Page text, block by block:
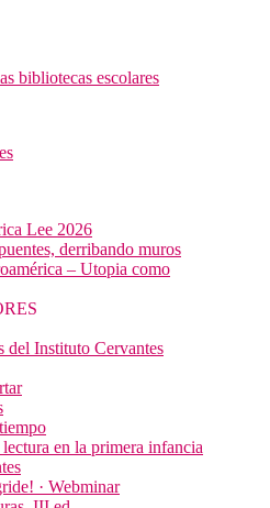
bibliotecas escolares
Lee 2026
derribando muros
– Utopia como
del Instituto Cervantes
en la primera infancia
· Webminar